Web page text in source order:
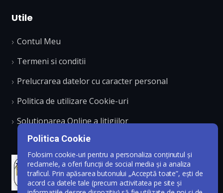
Utile
Contul Meu
Termeni si conditii
Prelucrarea datelor cu caracter personal
Politica de utilizare Cookie-uri
Solutionarea Online a litigiilor
Politica Cookie
Folosim cookie-uri pentru a personaliza conținutul și
reclamele, a oferi funcții de social media și a analiza
traficul. Prin apăsarea butonului „Acceptă toate”, ești de
acord ca datele tale (precum activitatea pe site și